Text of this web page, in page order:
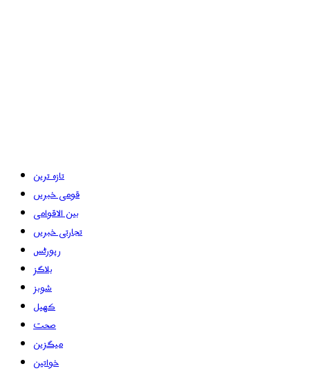
تازہ ترین
قومی خبریں
بین الاقوامی
تجارتی خبریں
رپورٹس
بلاگز
شوبز
کھیل
صحت
میگزین
خواتین